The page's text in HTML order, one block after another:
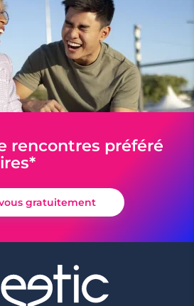
rencontres préféré
gratuitement